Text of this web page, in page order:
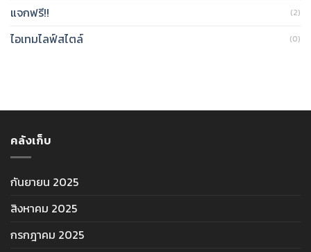
แจกฟรี!! (2)
ไอเทมไลฟ์สไตล์ (0)
คลังเก็บ
กันยายน 2025
สิงหาคม 2025
กรกฎาคม 2025